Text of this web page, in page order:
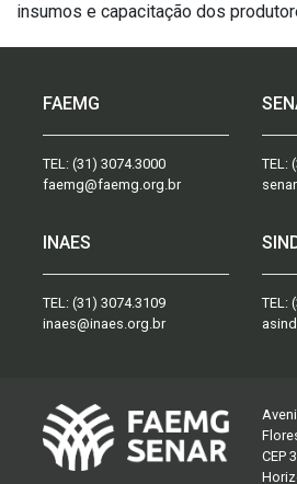
insumos e capacitação dos
FAEMG
TEL: (31) 3074.3000
faemg@faemg.org.br
TEL:
INAES
TEL: (31) 3074.3109
inaes@inaes.org.br
TEL:
CEP